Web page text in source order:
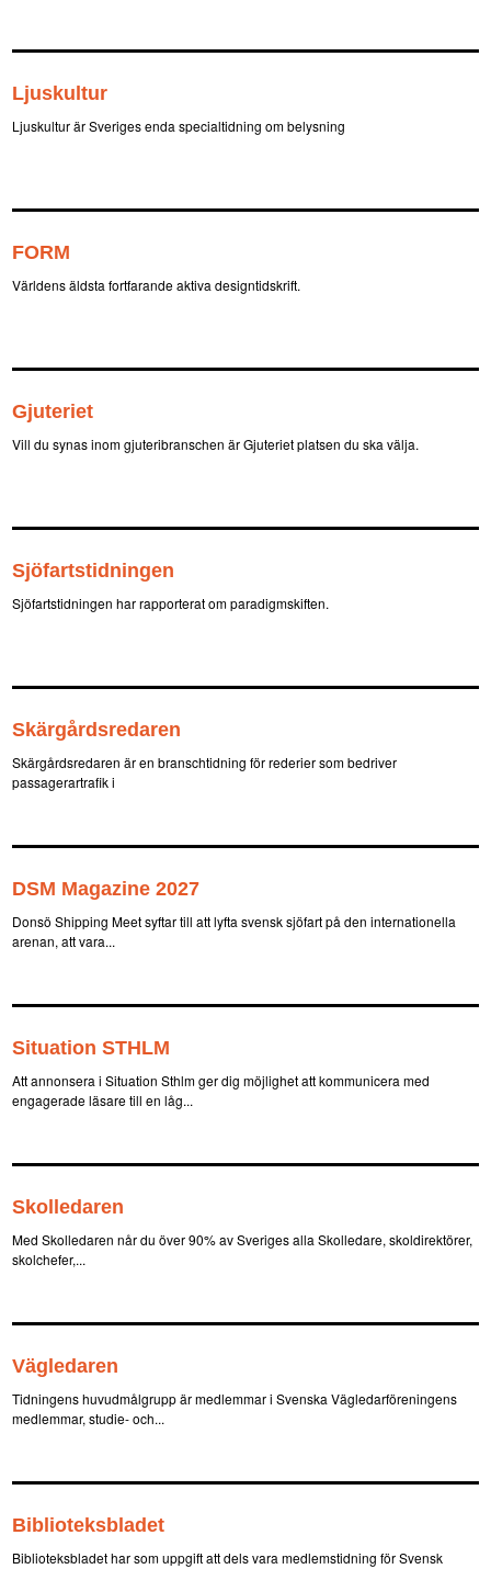
Ljuskultur
Ljuskultur är Sveriges enda specialtidning om belysning
FORM
Världens äldsta fortfarande aktiva designtidskrift.
Gjuteriet
Vill du synas inom gjuteribranschen är Gjuteriet platsen du ska välja.
Sjöfartstidningen
Sjöfartstidningen har rapporterat om paradigmskiften.
Skärgårdsredaren
Skärgårdsredaren är en branschtidning för rederier som bedriver
passagerartrafik i
DSM Magazine 2027
Donsö Shipping Meet syftar till att lyfta svensk sjöfart på den internationella
arenan, att vara...
Situation STHLM
Att annonsera i Situation Sthlm ger dig möjlighet att kommunicera med
engagerade läsare till en låg...
Skolledaren
Med Skolledaren når du över 90% av Sveriges alla Skolledare, skoldirektörer,
skolchefer,...
Vägledaren
Tidningens huvudmålgrupp är medlemmar i Svenska Vägledarföreningens
medlemmar, studie- och...
Biblioteksbladet
Biblioteksbladet har som uppgift att dels vara medlemstidning för Svensk